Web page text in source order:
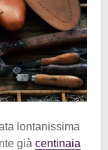
lontanissima
già centinaia